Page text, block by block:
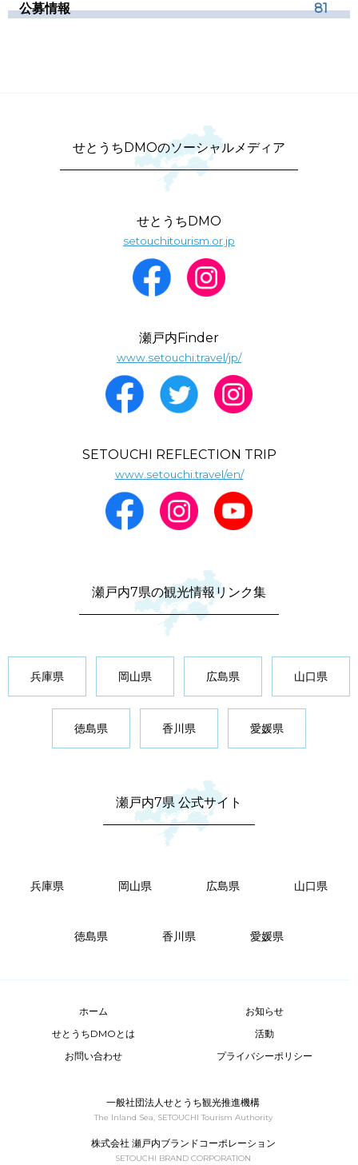
公募情報 81
せとうちDMOのソーシャルメディア
せとうちDMO
setouchitourism.or.jp
瀬戸内Finder
www.setouchi.travel/jp/
SETOUCHI REFLECTION TRIP
www.setouchi.travel/en/
瀬戸内7県の観光情報リンク集
兵庫県 岡山県 広島県 山口県
徳島県 香川県 愛媛県
瀬戸内7県 公式サイト
兵庫県 岡山県 広島県 山口県
徳島県 香川県 愛媛県
ホーム
お知らせ
せとうちDMOとは
活動
お問い合わせ
プライバシーポリシー
一般社団法人せとうち観光推進機構
The Inland Sea, SETOUCHI Tourism Authority
株式会社 瀬戸内ブランドコーポレーション
SETOUCHI BRAND CORPORATION